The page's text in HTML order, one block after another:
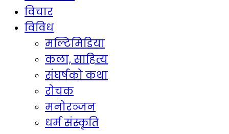
विचार
विविध
मल्टिमिडिया
कला, साहित्य
संघर्षको कथा
रोचक
मनोरञ्जन
धर्म संस्कृति